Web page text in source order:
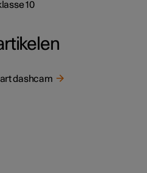
10
dashcam